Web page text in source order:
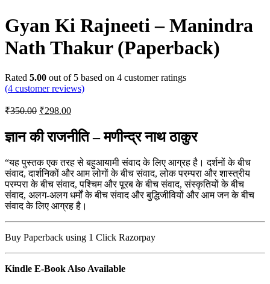
Gyan Ki Rajneeti – Manindra
Nath Thakur (Paperback)
Rated 5.00 out of 5 based on 4 customer ratings
(4 customer reviews)
₹350.00 Original
was:
₹350.00.
₹298.00Current
is:
₹298.00.
ज्ञान की राजनीति – मणीन्द्र नाथ ठाकुर
“यह पुस्तक एक तरह से बहुआयामी संवाद के लिए आग्रह है। दर्शनों के बीच
संवाद, दार्शनिकों और आम लोगों के बीच संवाद, लोक परम्परा और शास्त्रीय
परम्परा के बीच संवाद, पश्चिम और पूरब के बीच संवाद, संस्कृतियों के बीच
संवाद, अलग-अलग धर्मों के बीच संवाद और बुद्धिजीवियों और आम जन के बीच
संवाद के लिए आग्रह है।
Buy Paperback using 1 Click Razorpay
Kindle E-Book Also Available